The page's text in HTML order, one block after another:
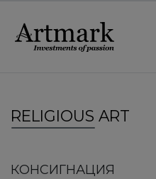
RELIGIOUS ART
КОНСИГНАЦИЯ